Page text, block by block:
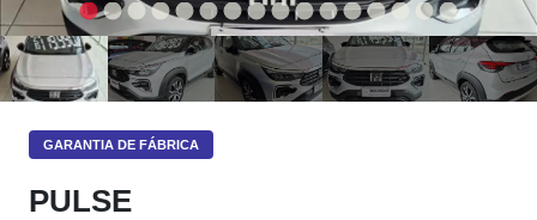
GARANTIA DE FÁBRICA
PULSE